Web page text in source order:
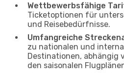
Wettbewerbsfähige
Ticketoptionen für
und Reisebedürfnisse.
Umfangreiche
zu nationalen und
Destinationen, abhängig
den saisonalen